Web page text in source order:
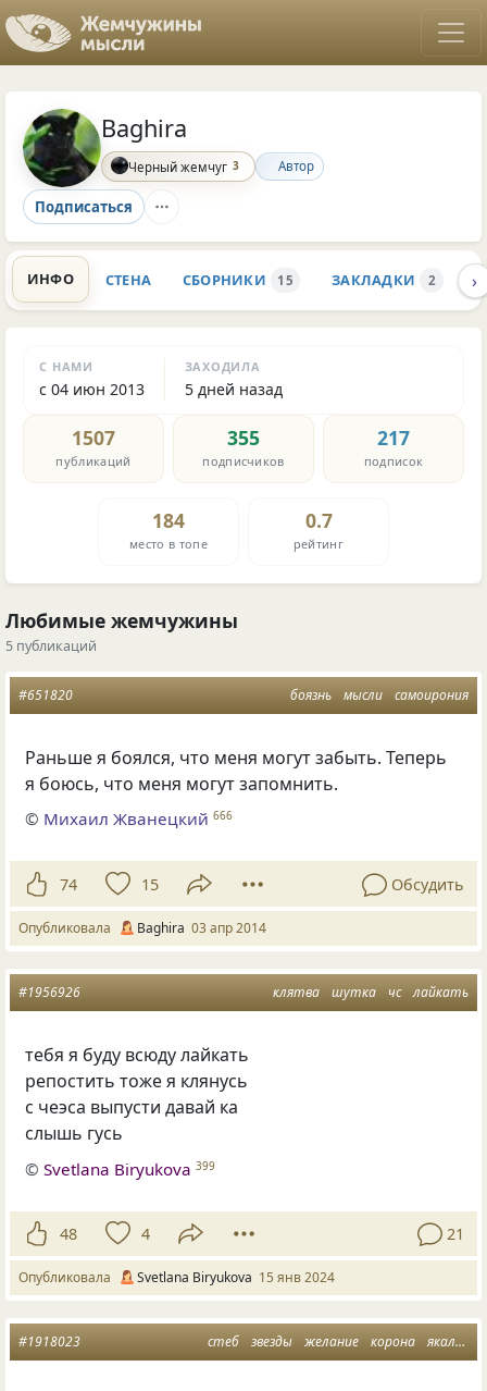
Baghira
Черный жемчуг 3 Автор
Подписаться
ИНФО СТЕНА СБОРНИКИ 15 ЗАКЛАДКИ 2 ›
С НАМИ
с 04 июн 2013
ЗАХОДИЛА
5 дней назад
1507
публикаций
355
подписчиков
217
подписок
184
место в топе
0.7
рейтинг
Любимые жемчужины
5 публикаций
боязнь мысли самоирония
#651820
Раньше я боялся, что меня могут забыть. Теперь
я боюсь, что меня могут запомнить.
© Михаил Жванецкий 666
74 15 Обсудить
Опубликовала Baghira 03 апр 2014
клятва шутка чс лайкать
#1956926
тебя я буду всюду лайкать
репостить тоже я клянусь
с чеэса выпусти давай ка
слышь гусь
©Svetlana Biryukova 399
48 4 21
Опубликовала Svetlana Biryukova 15 янв 2024
стеб звезды желание корона якалки
#1918023